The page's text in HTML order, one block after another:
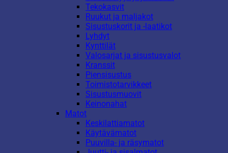
Tekokasvit
Ruukut ja maljakot
Sisustuskorit ja -laatikot
Lyhdyt
Kynttilät
Valosarjat ja sisustusvalot
Kranssit
Piensisustus
Toimistotarvikkeet
Sisustusmuovit
Keinonahat
Matot
Keskilattiamatot
Käytävämatot
Puuvilla- ja räsymatot